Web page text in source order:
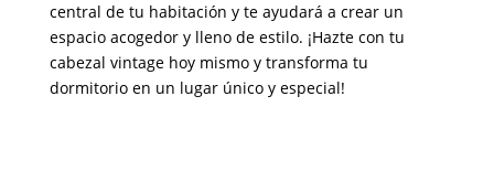
central de tu habitación y te ayudará a crear un
espacio acogedor y lleno de estilo. ¡Hazte con tu
cabezal vintage hoy mismo y transforma tu
dormitorio en un lugar único y especial!